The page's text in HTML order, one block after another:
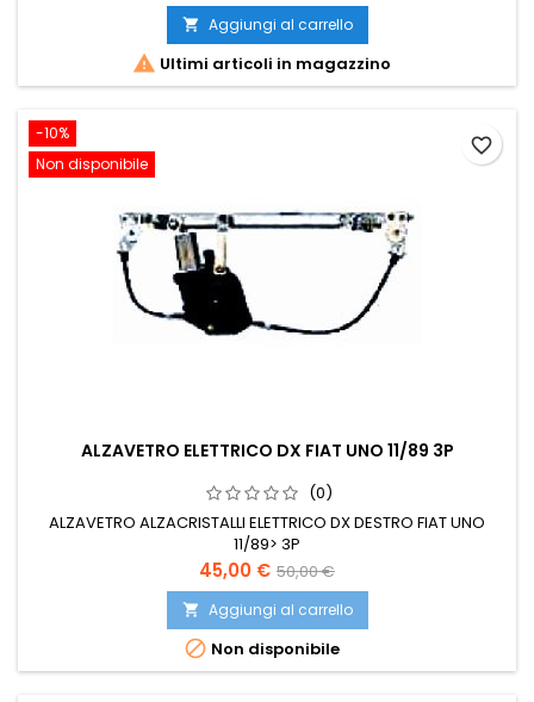
base
 Aggiungi al carrello
 Ultimi articoli in magazzino
-10%
Non disponibile
ALZAVETRO ELETTRICO DX FIAT UNO 11/89 3P
(0)
ALZAVETRO ALZACRISTALLI ELETTRICO DX DESTRO FIAT UNO
11/89> 3P
Prezzo
45,00 € Prezzo
base
50,00 €
 Aggiungi al carrello
 Non disponibile
favorite_border